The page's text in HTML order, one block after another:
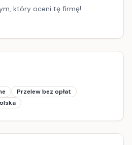
który oceni tę firmę!
Przelew bez opłat